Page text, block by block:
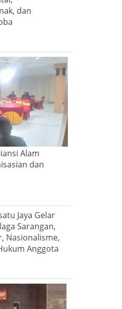
dan
Alam
dan
Jaya Gelar
Sarangan,
Nasionalisme,
Anggota